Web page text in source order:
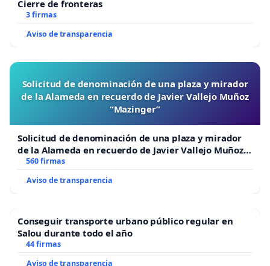
Cierre de fronteras
3 firmas
Aviso de transparencia
Solicitud de denominación de una plaza y mirador
de la Alameda en recuerdo de Javier Vallejo Muñoz
“Mazinger”
Solicitud de denominación de una plaza y mirador
de la Alameda en recuerdo de Javier Vallejo Muñoz
“Mazinger”
560 firmas
Aviso de transparencia
Conseguir transporte urbano público regular en
Salou durante todo el año
44 firmas
Aviso de transparencia